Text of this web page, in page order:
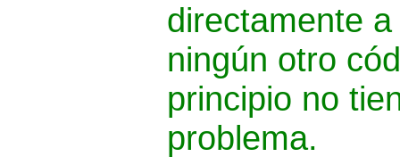
directamente
ningún otro
principio no
problema.